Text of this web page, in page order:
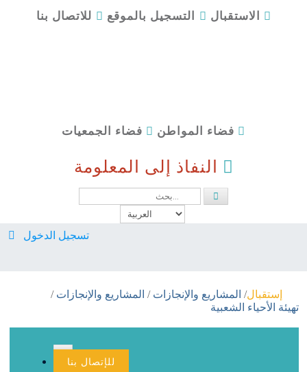
الاستقبال التسجيل بالموقع
فضاء المواطن
تسجيل الدخول
كلمة السر
إستقبال المشاريع والإنجازات
المشاريع والإنجازات
تهيئة الأحياء الشعبية
للإتصال بنا